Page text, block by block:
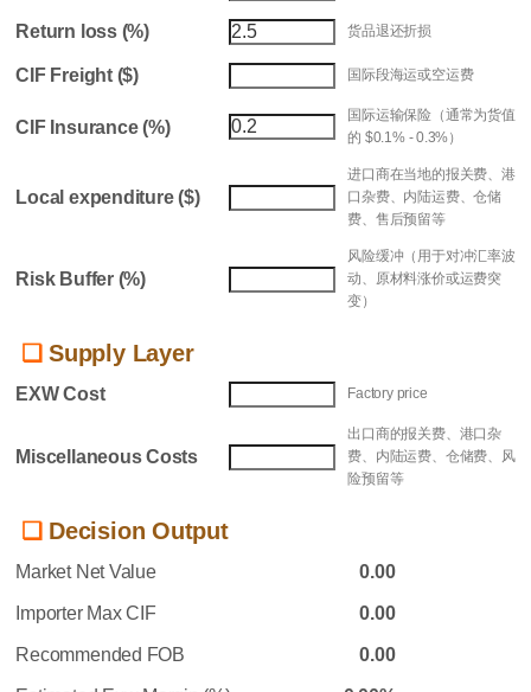
Return loss (%) 货品退还折损
CIF Freight ($) 国际段海运或空运费
CIF Insurance (%)
国际运输保险（通常为货值
的 $0.1% - 0.3%）
Local expenditure ($)
进口商在当地的报关费、港
口杂费、内陆运费、仓储
费、售后预留等
Risk Buffer (%)
风险缓冲（用于对冲汇率波
动、原材料涨价或运费突
变）
Supply Layer
EXW Cost Factory price
Miscellaneous Costs
出口商的报关费、港口杂
费、内陆运费、仓储费、风
险预留等
Decision Output
Market Net Value 0.00
Importer Max CIF 0.00
Recommended FOB 0.00